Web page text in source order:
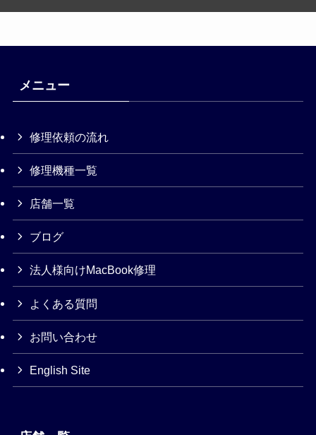
メニュー
修理依頼の流れ
修理機種一覧
店舗一覧
ブログ
法人様向けMacBook修理
よくある質問
お問い合わせ
English Site